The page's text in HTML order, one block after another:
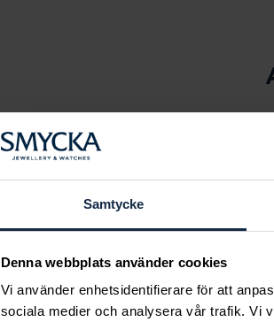
Samtycke
Denna webbplats använder cookies
Vi använder enhetsidentifierare för att
sociala medier och analysera vår trafik. Vi